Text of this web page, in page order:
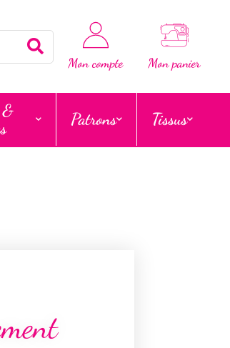
Rechercher
Mon compte Mon panier
&
Patrons Tissus